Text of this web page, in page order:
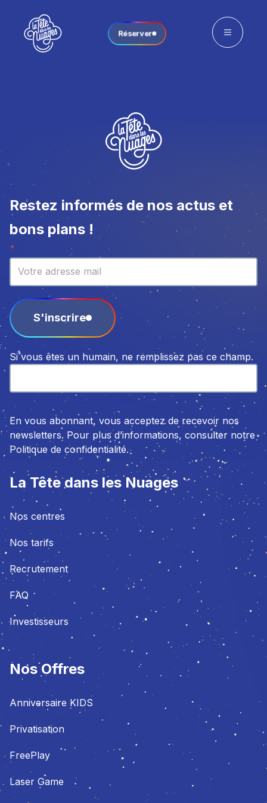
Réserver
Restez informés de nos actus et
bons plans !
Newsletter
*
S'inscrire
Si vous êtes un humain, ne remplissez pas ce champ.
En vous abonnant, vous acceptez de recevoir nos
newsletters. Pour plus d’informations, consulter notre
Politique de confidentialité.
La Tête dans les Nuages
Nos centres
Nos tarifs
Recrutement
FAQ
Investisseurs
Nos Offres
Anniversaire KIDS
Privatisation
FreePlay
Laser Game